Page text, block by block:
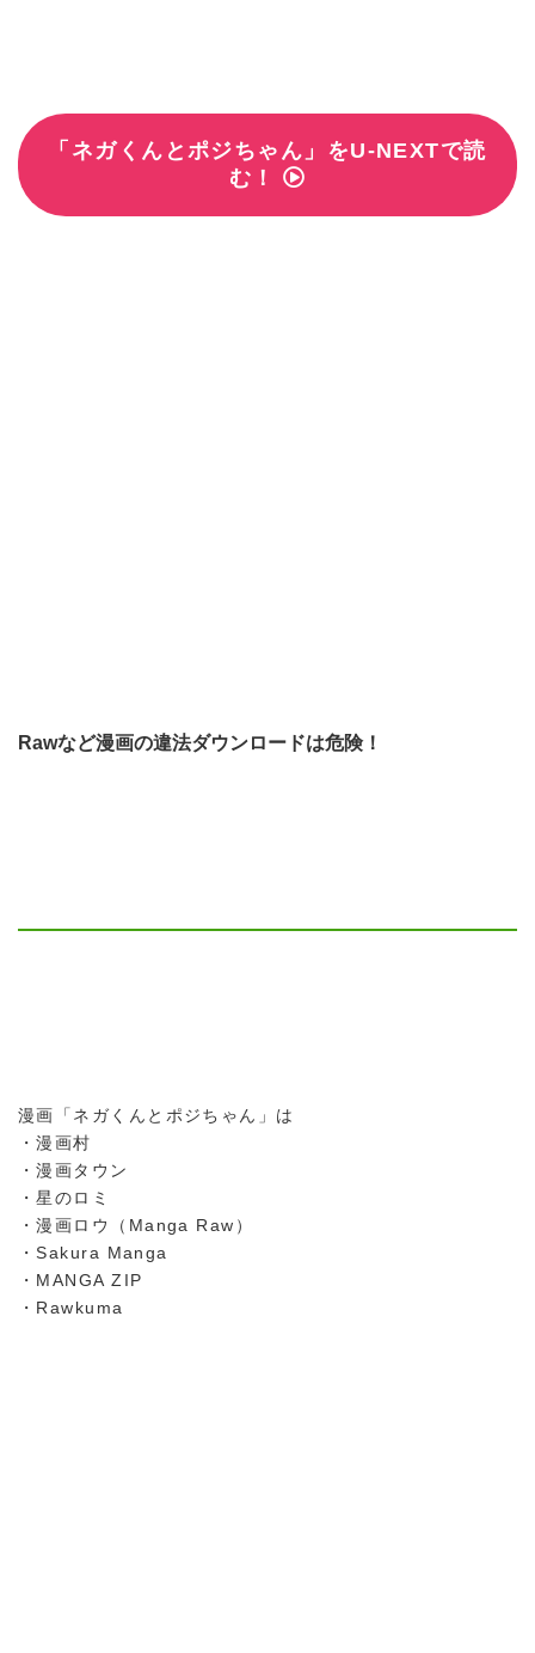
「ネガくんとポジちゃん」をU-NEXTで読
む！
Rawなど漫画の違法ダウンロードは危険！
漫画「ネガくんとポジちゃん」は
・漫画村
・漫画タウン
・星のロミ
・漫画ロウ（Manga Raw）
・Sakura Manga
・MANGA ZIP
・Rawkuma